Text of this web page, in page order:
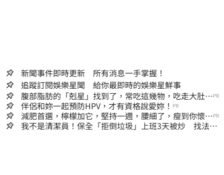
新聞事件即時更新 所有消息一手掌握！
追蹤訂閱娛樂星聞 給你最即時的娛樂星鮮事
腹部脂肪的「剋星」找到了，常吃這幾物，吃走大肚
囊，瘦出小蠻腰
PR
伴侶和妳一起預防HPV，才有資格說愛妳！ PR
減肥首選，檸檬加它，堅持一週，腰細了，瘦到你懷疑
人生
PR
我不是清潔員！保全「拒倒垃圾」上班3天被炒 找法院